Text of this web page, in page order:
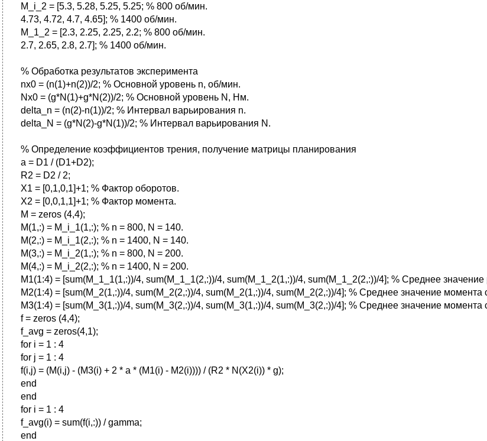
M_i_2 = [5.3, 5.28, 5.25, 5.25; % 800 об/мин.
4.73, 4.72, 4.7, 4.65]; % 1400 об/мин.
M_1_2 = [2.3, 2.25, 2.25, 2.2; % 800 об/мин.
2.7, 2.65, 2.8, 2.7]; % 1400 об/мин.
% Обработка результатов эксперимента
nx0 = (n(1)+n(2))/2; % Основной уровень n, об/мин.
Nx0 = (g*N(1)+g*N(2))/2; % Основной уровень N, Нм.
delta_n = (n(2)-n(1))/2; % Интервал варьирования n.
delta_N = (g*N(2)-g*N(1))/2; % Интервал варьирования N.
% Определение коэффициентов трения, получение матрицы планирования
a = D1 / (D1+D2);
R2 = D2 / 2;
X1 = [0,1,0,1]+1; % Фактор оборотов.
X2 = [0,0,1,1]+1; % Фактор момента.
M = zeros (4,4);
M(1,:) = M_i_1(1,:); % n = 800, N = 140.
M(2,:) = M_i_1(2,:); % n = 1400, N = 140.
M(3,:) = M_i_2(1,:); % n = 800, N = 200.
M(4,:) = M_i_2(2,:); % n = 1400, N = 200.
M1(1:4) = [sum(M_1_1(1,:))/4, sum(M_1_1(2,:))/4, sum(M_1_2(1,:))/4, sum(M_1_2(2,:))/4]; % Среднее значение
M2(1:4) = [sum(M_2(1,:))/4, sum(M_2(2,:))/4, sum(M_2(1,:))/4, sum(M_2(2,:))/4]; % Среднее значение
M3(1:4) = [sum(M_3(1,:))/4, sum(M_3(2,:))/4, sum(M_3(1,:))/4, sum(M_3(2,:))/4]; % Среднее значение
f = zeros (4,4);
f_avg = zeros(4,1);
for i = 1 : 4
for j = 1 : 4
f(i,j) = (M(i,j) - (M3(i) + 2 * a * (M1(i) - M2(i)))) / (R2 * N(X2(i)) * g);
end
end
for i = 1 : 4
f_avg(i) = sum(f(i,:)) / gamma;
end